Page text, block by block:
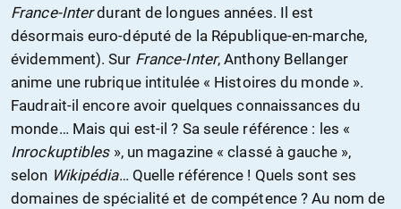
France-Interdurant de longues années. Il est
désormais euro-député de la République-en-marche,
évidemment). Sur France-Inter, Anthony Bellanger
anime une rubrique intitulée « Histoires du monde ».
Faudrait-il encore avoir quelques connaissances du
monde… Mais qui est-il ? Sa seule référence : les «
Inrockuptibles», un magazine « classé à gauche »,
selon Wikipédia… Quelle référence ! Quels sont ses
domaines de spécialité et de compétence ? Au nom de